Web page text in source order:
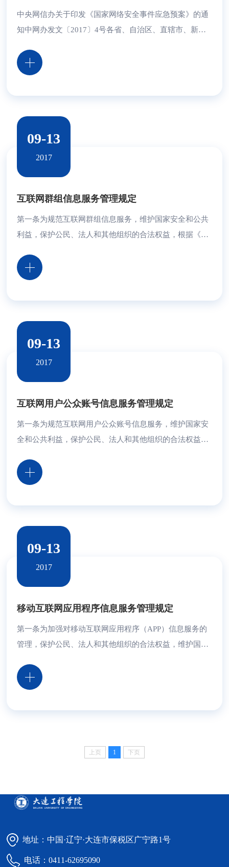
中央网信办关于印发《国家网络安全事件应急预案》的通
知中网办发文〔2017〕4号各省、自治区、直辖市、新疆
家机关各部委、各人民团体： 《国家网络安全事件应
急预案》已经中央网络安全和信息化领导小组同意，现印
制...
09-13
2017
互联网群组信息服务管理规定
第一条为规范互联网群组信息服务，维护国家安全和公共
利益，保护公民、法人和其他组织的合法权益，根据《中
信息办公室负责互联网信息内容管理工作的通知》，制定
本规定。第二条在中华人民共和国境内提供、使用互联网
等建立的，用于群体在线交流信息的网络空间...
09-13
2017
互联网用户公众账号信息服务管理规定
第一条为规范互联网用户公众账号信息服务，维护国家安
全和公共利益，保护公民、法人和其他组织的合法权益，
家互联网信息办公室负责互联网信息内容管理工作的通
知》，制定本规定。第二条在中华人民共和国境内提供、
过互联网站、应用程序等网络平台以注册用户...
09-13
2017
移动互联网应用程序信息服务管理规定
第一条为加强对移动互联网应用程序（APP）信息服务的
管理，保护公民、法人和其他组织的合法权益，维护国家
于加强网络信息保护的决定》和《国务院关于授权国家互
联网信息办公室负责互联网信息内容管理工作的通知》，
上页 1 下页
地址：中国·辽宁·大连市保税区广宁路1号
电话：0411-62695090